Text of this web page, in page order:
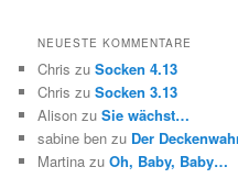
NEUESTE KOMMENTARE
Chris zuSocken 4.13
Chris zuSocken 3.13
Alison zuSie wächst…
sabine ben zu Der
Martina zuOh, Baby, Baby…